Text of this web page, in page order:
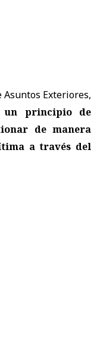
Exteriores,
principio de
de manera
a través del